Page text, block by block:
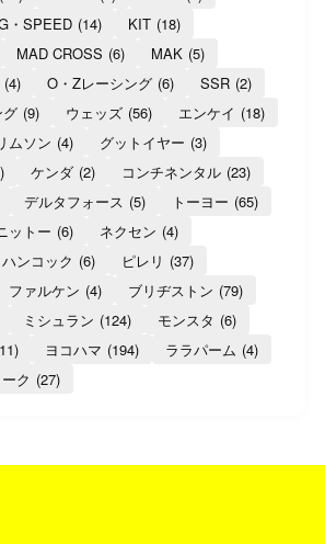
・SPEED (14) KIT (18)
MAD CROSS (6) MAK (5)
(4) O・Zレーシング (6) SSR (2)
(9) ウェッズ (56) エンケイ (18)
ムソン (4) グットイヤー (3)
ケンダ (2) コンチネンタル (23)
デルタフォース (5) トーヨー (65)
ットー (6) ネクセン (4)
ハンコック (6) ピレリ (37)
ファルケン (4) ブリヂストン (79)
ミシュラン (124) モンスタ (6)
ヨコハマ (194) ララパーム (4)
ク (27)